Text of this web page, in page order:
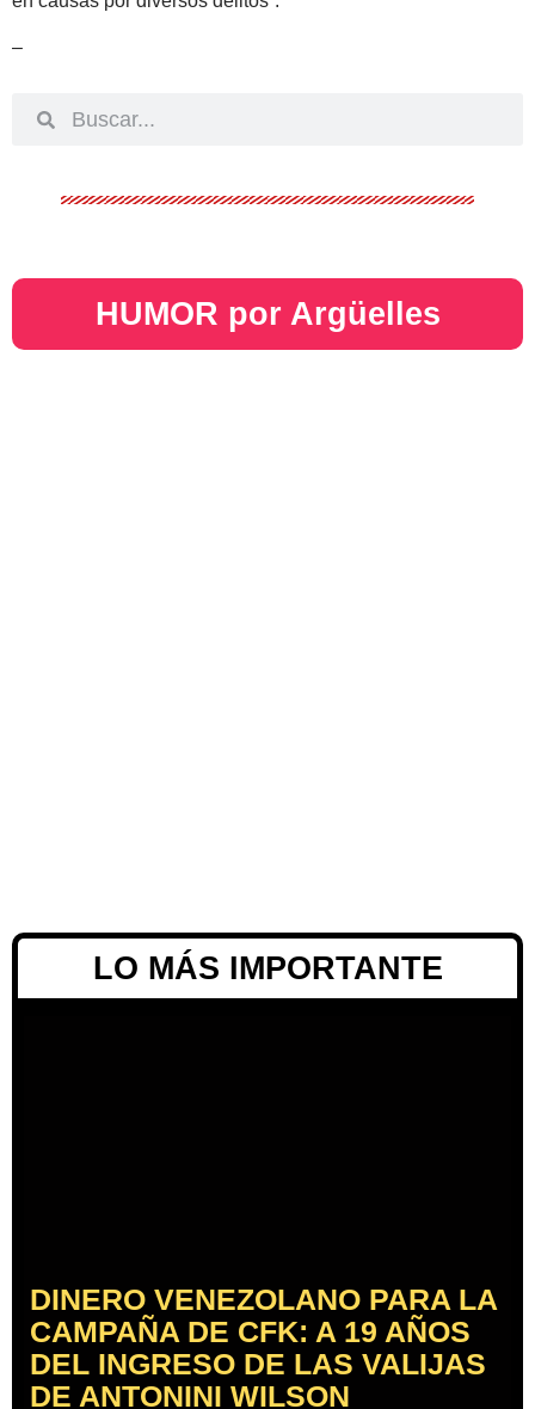
–
HUMOR por Argüelles​
LO MÁS IMPORTANTE
DINERO VENEZOLANO PARA LA
CAMPAÑA DE CFK: A 19 AÑOS
DEL INGRESO DE LAS VALIJAS
DE ANTONINI WILSON